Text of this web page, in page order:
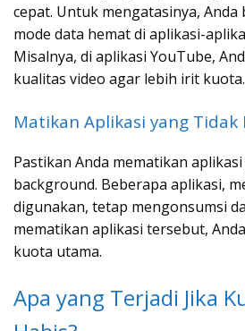
cepat. Untuk mengatasinya,
mode data hemat di aplikasi-
Misalnya, di aplikasi YouTube,
kualitas video agar lebih irit kuota.
Matikan Aplikasi yang Tidak
Pastikan Anda mematikan
background. Beberapa aplikasi,
digunakan, tetap mengonsumsi
mematikan aplikasi tersebut,
kuota utama.
Apa yang Terjadi Jika